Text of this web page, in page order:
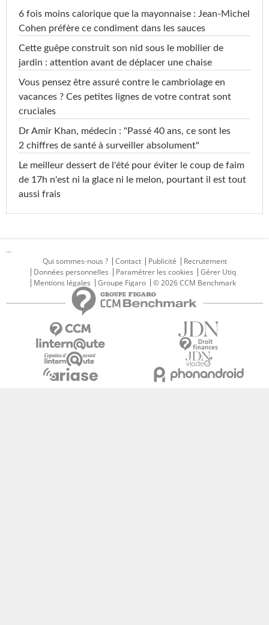
6 fois moins calorique que la mayonnaise : Jean-Michel
Cohen préfère ce condiment dans les sauces
Cette guêpe construit son nid sous le mobilier de
jardin : attention avant de déplacer une chaise
Vous pensez être assuré contre le cambriolage en
vacances ? Ces petites lignes de votre contrat sont
cruciales
Dr Amir Khan, médecin : "Passé 40 ans, ce sont les
2 chiffres de santé à surveiller absolument"
Le meilleur dessert de l'été pour éviter le coup de faim
de 17h n'est ni la glace ni le melon, pourtant il est tout
aussi frais
...
Qui sommes-nous ?
Contact Publicité
Recrutement
Données personnelles
Paramétrer les cookies
Gérer Utiq
Mentions légales
Groupe Figaro © 2026 CCM Benchmark